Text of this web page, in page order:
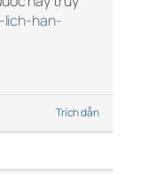
lich-han-
Trích dẫn